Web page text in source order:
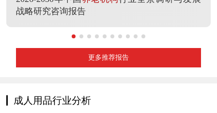
战略研究咨询报告
更多推荐报告
成人用品行业分析